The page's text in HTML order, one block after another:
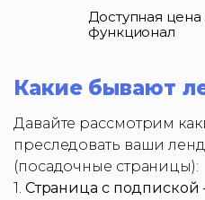
Доступная цена
функционал
Какие бывают
Давайте рассмотрим
преследовать ваши
(посадочные страницы):
1. Страница с